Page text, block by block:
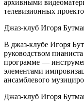
архивными
телевизионных
Джаз-клуб Игоря
В джаз-клубе Игоря
руководством
программе —
элементами
ансамблевого
Джаз-клуб Игоря